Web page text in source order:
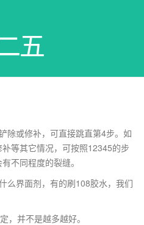
五
除或修补，可直接跳直第4步。如
等其它情况，可按照12345的步
不同程度的裂缝。
么界面剂，有的刷108胶水，我们
，并不是越多越好。